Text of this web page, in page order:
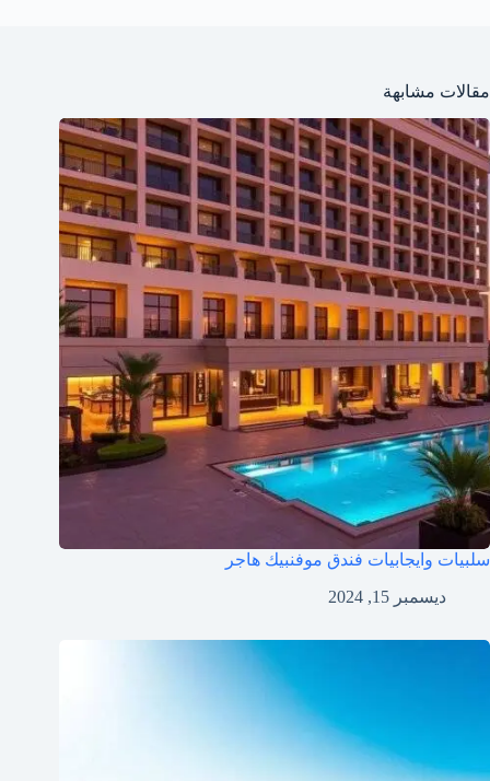
مقالات مشابهة
سلبيات وايجابيات فندق موفنبيك هاجر
ديسمبر 15, 2024